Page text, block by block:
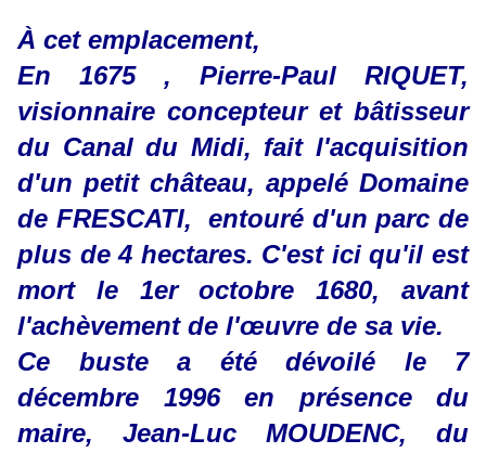
À cet emplacement,
En 1675 , Pierre-Paul RIQUET,
visionnaire concepteur et bâtisseur
du Canal du Midi, fait l'acquisition
d'un petit château, appelé Domaine
de FRESCATI, entouré d'un parc de
plus de 4 hectares. C'est ici qu'il est
mort le 1er octobre 1680, avant
l'achèvement de l'œuvre de sa vie.
Ce buste a été dévoilé le 7
décembre 1996 en présence du
maire, Jean-Luc MOUDENC, du